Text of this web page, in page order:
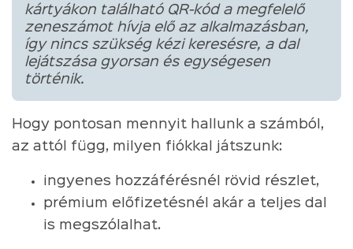
kártyákon található QR-kód a megfelelő
zeneszámot hívja elő az alkalmazásban,
így nincs szükség kézi keresésre, a dal
lejátszása gyorsan és egységesen
történik.
Hogy pontosan mennyit hallunk a számból,
az attól függ, milyen fiókkal játszunk:
ingyenes hozzáférésnél rövid részlet,
prémium előfizetésnél akár a teljes dal
is megszólalhat.